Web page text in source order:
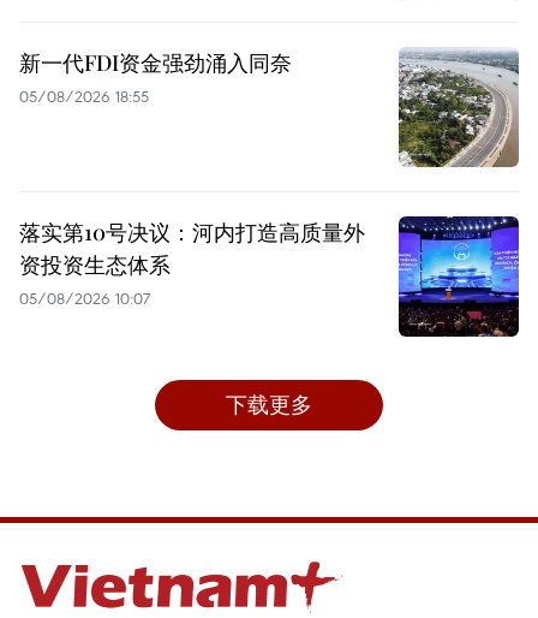
新一代FDI资金强劲涌入同奈
05/08/2026 18:55
落实第10号决议：河内打造高质量外
资投资生态体系
05/08/2026 10:07
下载更多